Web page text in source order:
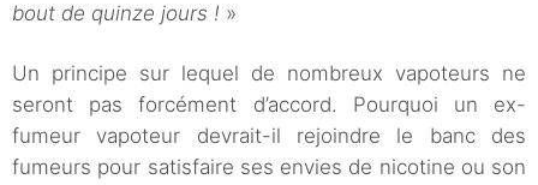
bout de quinze jours ! »
Un principe sur lequel de nombreux vapoteurs ne
seront pas forcément d’accord. Pourquoi un ex-
fumeur vapoteur devrait-il rejoindre le banc des
fumeurs pour satisfaire ses envies de nicotine ou son